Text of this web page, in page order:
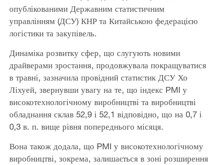
опублікованими Державним статистичним
управлінням (ДСУ) КНР та Китайською федерацією
логістики та закупівель.
Динаміка розвитку сфер, що слугують новими
драйверами зростання, продовжувала покращуватися
в травні, зазначила провідний статистик ДСУ Хо
Ліхуей, звернувши увагу на те, що індекс PMI у
високотехнологічному виробництві та виробництві
обладнання склав 52,9 і 52,1 відповідно, що на 0,7 і
0,3 в. п. вище рівня попереднього місяця.
Вона також додала, що PMI у високотехнологічному
виробництві, зокрема, залишається в зоні розширення